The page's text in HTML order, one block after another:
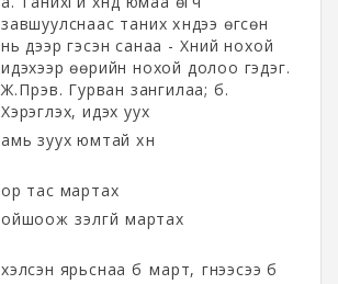
завшуулснаас таних хүндээ өгсөн
нь дээр гэсэн санаа - Хүний нохой
идэхээр өөрийн нохой долоо гэдэг.
Ж.Пүрэв. Гурван зангилаа; б.
Хэрэглэх, идэх уух
амь зуух юмтай хүн
ор тас мартах
ойшоож үзэлгүй мартах
хэлсэн ярьснаа бүү март, үгнээсээ бүү